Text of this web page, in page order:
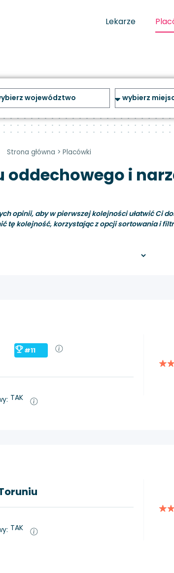
Lekarze
Strona główna > Placówki
oddechowego i
opinii, aby w pierwszej kolejności ułatwić Ci
tę kolejność, korzystając z opcji sortowania i
#11
TAK
TAK